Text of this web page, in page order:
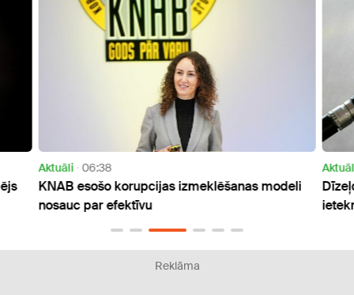
Aktuāli 06:38
KNAB esošo korupcijas izmeklēšanas modeli
nosauc par efektīvu
Reklāma